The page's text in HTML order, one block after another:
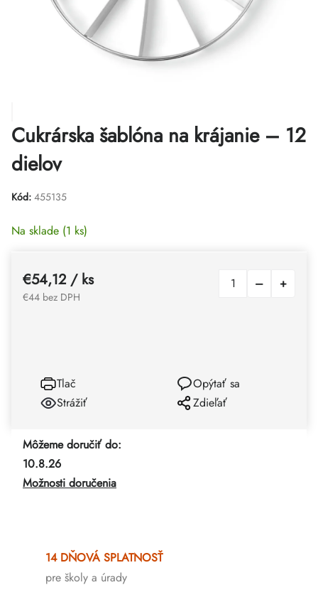
Cukrárska šablóna na krájanie – 12
dielov
Kód: 455135
Na sklade (1 ks)
Môžeme doručiť do:
10.8.26
Možnosti doručenia
€54,12 / ks
€44 bez DPH
Tlač
Opýtať sa
Strážiť
Zdieľať
14 DŇOVÁ SPLATNOSŤ
pre školy a úrady